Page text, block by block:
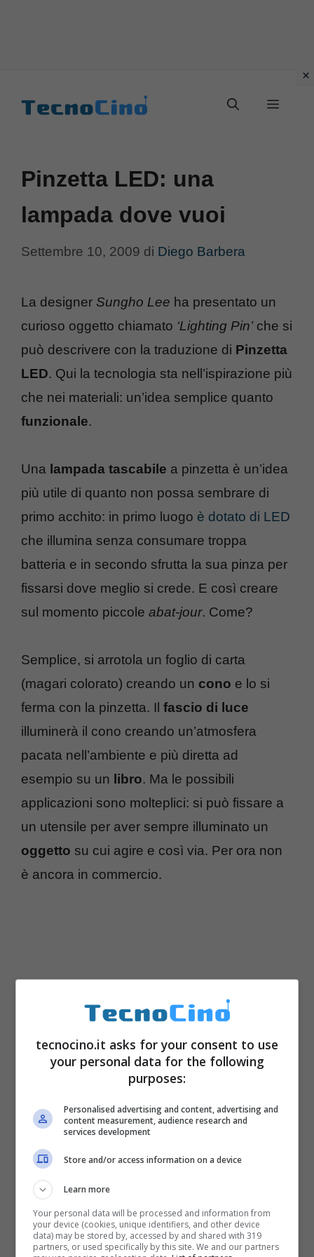
Menu
Pinzetta LED: una
lampada dove vuoi
Settembre 10, 2009 di Diego Barbera
La designer Sungho Lee ha presentato un
curioso oggetto chiamato ‘Lighting Pin’che si
può descrivere con la traduzione di Pinzetta
LED. Qui la tecnologia sta nell’ispirazione più
che nei materiali: un’idea semplice quanto
funzionale.
Una lampada tascabile a pinzetta è un’idea
più utile di quanto non possa sembrare di
primo acchito: in primo luogo è dotato di LED
che illumina senza consumare troppa
batteria e in secondo sfrutta la sua pinza per
fissarsi dove meglio si crede. E così creare
sul momento piccole abat-jour. Come?
Semplice, si arrotola un foglio di carta
(magari colorato) creando un cono e lo si
ferma con la pinzetta. Il fascio di luce
illuminerà il cono creando un’atmosfera
pacata nell’ambiente e più diretta ad
esempio su un libro. Ma le possibili
applicazioni sono molteplici: si può fissare a
un utensile per aver sempre illuminato un
oggetto su cui agire e così via. Per ora non
è ancora in commercio.
tecnocino.it asks for your consent to use
your personal data for the following
purposes:
Personalised advertising and content, advertising and
content measurement, audience research and
services development
Store and/or access information on a device
Learn more
Your personal data will be processed and information from
your device (cookies, unique identifiers, and other device
data) may be stored by, accessed by and shared with 319
partners, or used specifically by this site. We and our partners